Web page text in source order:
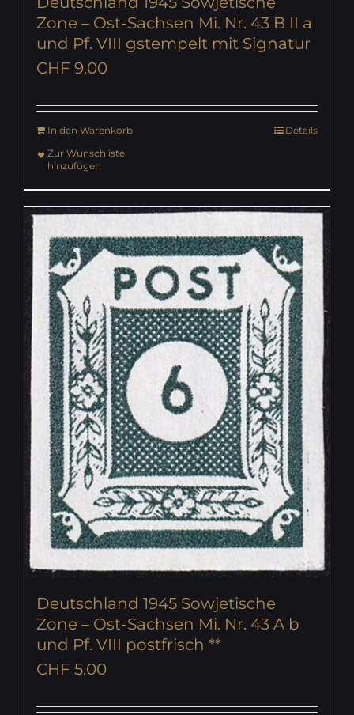
Zone – Ost-Sachsen Mi. Nr. 43 B II a
und Pf. VIII gstempelt mit Signatur
CHF 9.00
In den Warenkorb
Details
Zur Wunschliste
hinzufügen
Deutschland 1945 Sowjetische
Zone – Ost-Sachsen Mi. Nr. 43 A b
und Pf. VIII postfrisch **
CHF 5.00